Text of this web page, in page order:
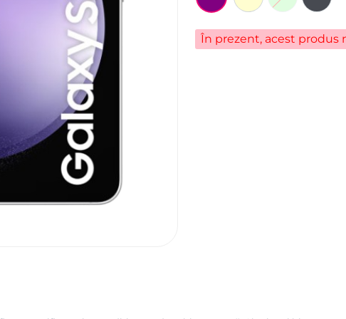
În prezent, acest produs